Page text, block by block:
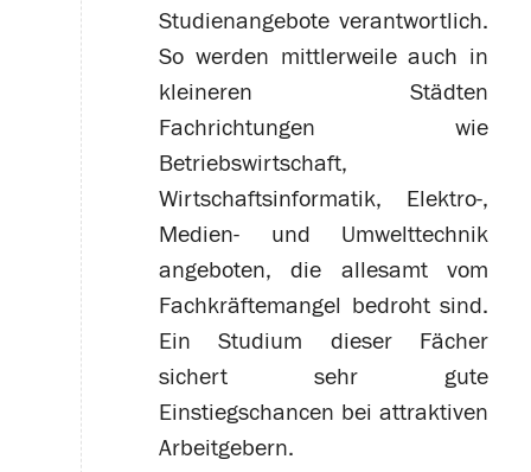
Studienangebote verantwortlich.
So werden mittlerweile auch in
kleineren Städten
Fachrichtungen wie
Betriebswirtschaft,
Wirtschaftsinformatik, Elektro-,
Medien- und Umwelttechnik
angeboten, die allesamt vom
Fachkräftemangel bedroht sind.
Ein Studium dieser Fächer
sichert sehr gute
Einstiegschancen bei attraktiven
Arbeitgebern.